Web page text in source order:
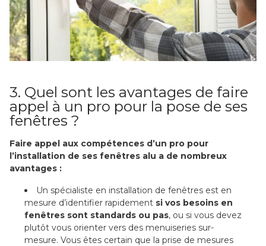
3. Quel sont les avantages de faire
appel à un pro pour la pose de ses
fenêtres ?
Faire appel aux compétences d’un pro pour
l’installation de ses fenêtres alu a de nombreux
avantages :
Un spécialiste en installation de fenêtres est en
mesure d’identifier rapidement si vos besoins en
fenêtres sont standards ou pas, ou si vous devez
plutôt vous orienter vers des menuiseries sur-
mesure. Vous êtes certain que la prise de mesures